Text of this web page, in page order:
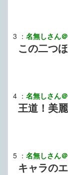
3 ： 名無しさん
この二つ
4 ： 名無しさん
王道！美麗
5 ： 名無しさん
キャラの